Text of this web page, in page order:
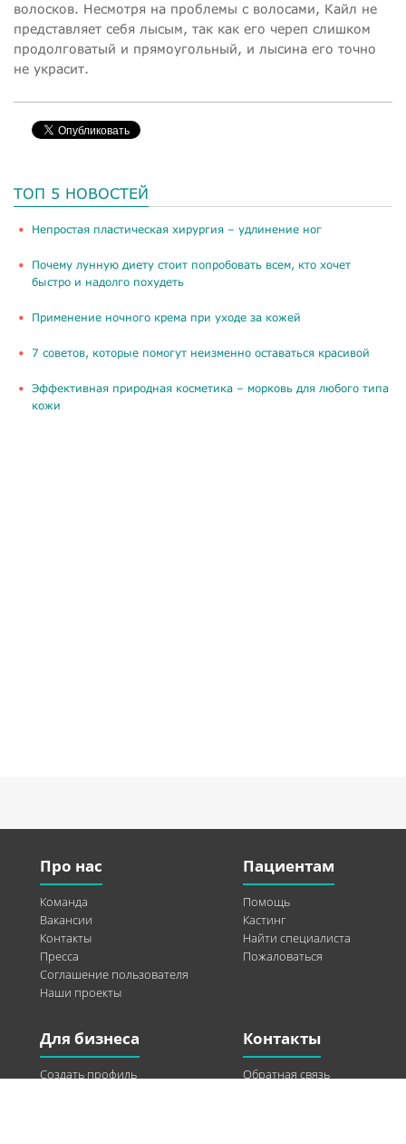
волосков. Несмотря на проблемы с волосами, Кайл не
представляет себя лысым, так как его череп слишком
продолговатый и прямоугольный, и лысина его точно
не украсит.
ТОП 5 НОВОСТЕЙ
​Непростая пластическая хирургия – удлинение ног
Почему лунную диету стоит попробовать всем, кто хочет
быстро и надолго похудеть
Применение ночного крема при уходе за кожей
​7 советов, которые помогут неизменно оставаться красивой
​Эффективная природная косметика – морковь для любого типа
кожи
Про нас
Команда
Вакансии
Контакты
Пресса
Соглашение пользователя
Наши проекты
Пациентам
Помощь
Кастинг
Найти специалиста
Пожаловаться
Для бизнеса
Создать профиль
Контакты
Обратная связь